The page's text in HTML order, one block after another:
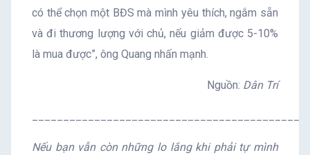
có thể chọn một BĐS mà mình yêu thích, ngắm sẵn
và đi thương lượng với chủ, nếu giảm được 5-10%
là mua được”, ông Quang nhấn mạnh.
Nguồn: Dân Trí
Nếu bạn vẫn còn những lo lắng khi phải tự mình